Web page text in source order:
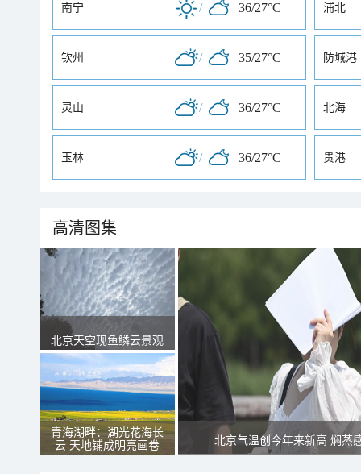
南宁 / 36/27°C 浦北
钦州 / 35/27°C 防城港
灵山 / 36/27°C 北海
玉林 / 36/27°C 贵港
高清图集
北京天空现鱼鳞云景观
青海湖畔：湖光花海长
云 天地铺成明亮画卷
北京气温创今年来新高 焖蒸